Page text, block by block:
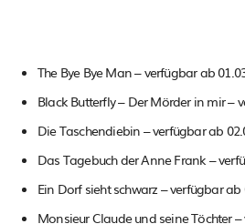
The Bye Bye Man – verfügbar ab
Black Butterfly – Der Mörder in mir –
Die Taschendiebin – verfügbar ab
Das Tagebuch der Anne Frank –
Ein Dorf sieht schwarz – verfügbar ab
Monsieur Claude und seine Töchter